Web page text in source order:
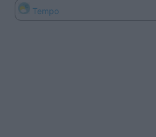
Tempo